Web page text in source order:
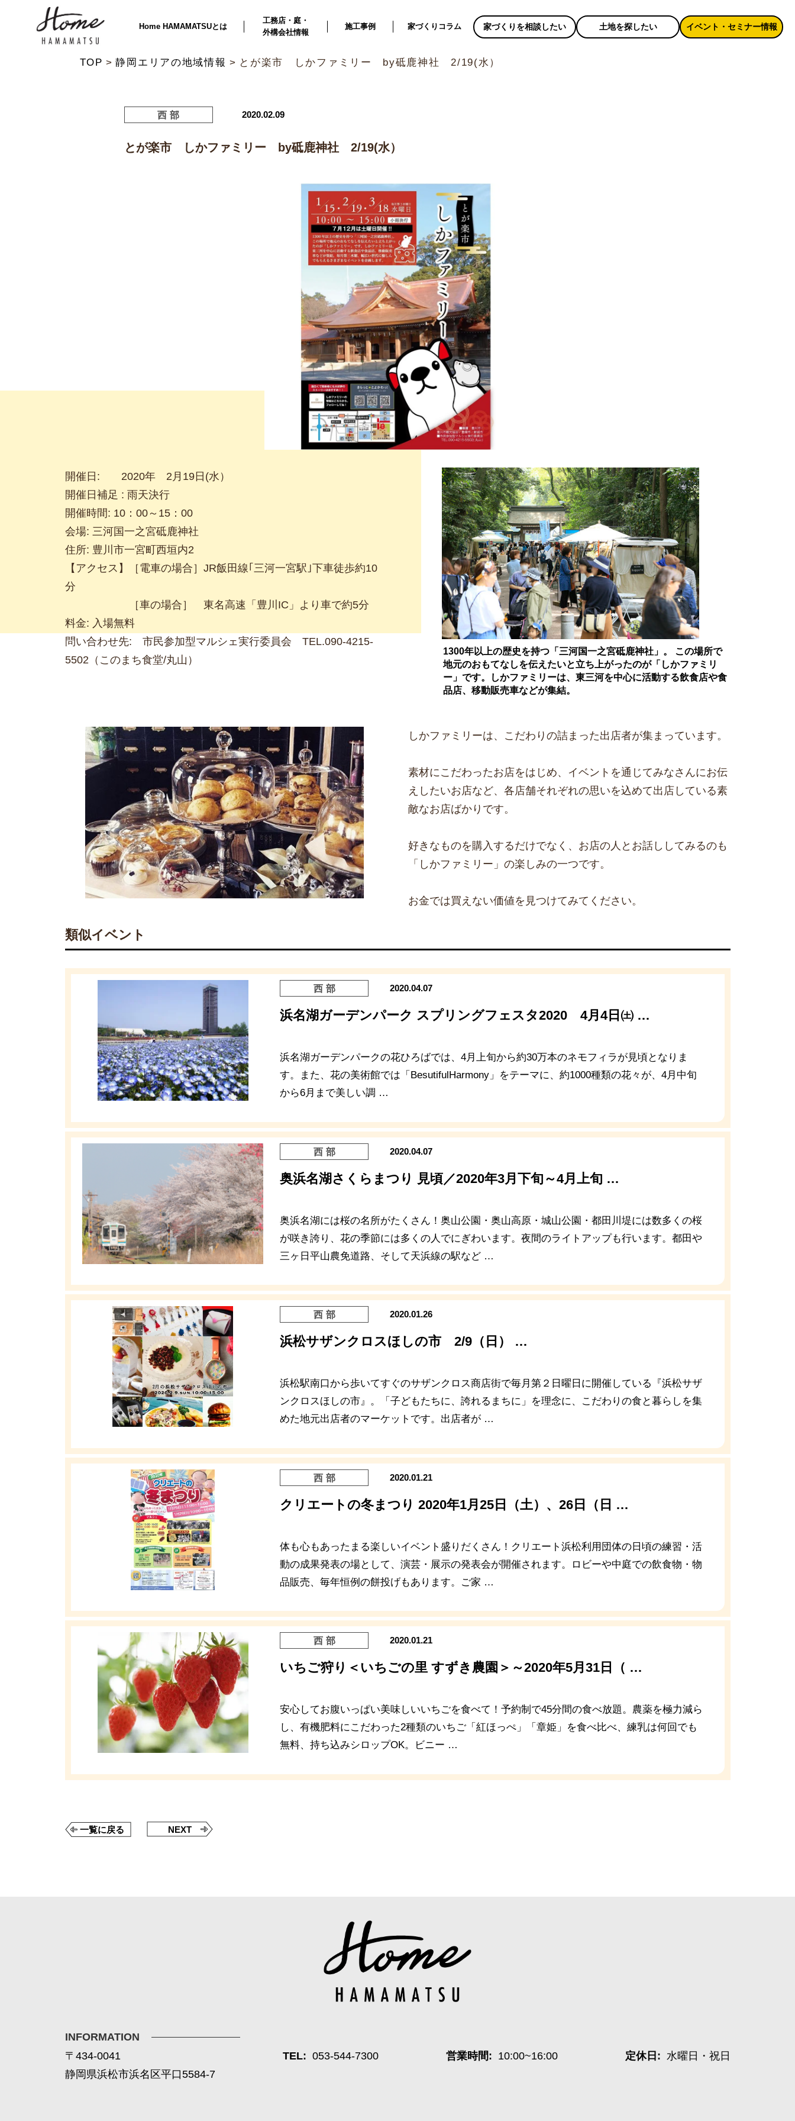
Home HAMAMATSUとは
工務店・庭・
外構会社情報
施工事例 家づくりコラム 家づくりを相談したい 土地を探したい イベント・セミナー情報
TOP 静岡エリアの地域情報 とが楽市 しかファミリー by砥鹿神社 2/19(水）
西部 2020.02.09
とが楽市 しかファミリー by砥鹿神社 2/19(水）
開催日: 2020年 2月19日(水）
開催日補足 : 雨天決行
開催時間: 10：00～15：00
会場: 三河国一之宮砥鹿神社
住所: 豊川市一宮町西垣内2
【アクセス】［電車の場合］JR飯田線｢三河一宮駅｣下車徒歩約10
分
［車の場合］ 東名高速「豊川IC」より車で約5分
料金: 入場無料
問い合わせ先: 市民参加型マルシェ実行委員会 TEL.090-4215-
5502（このまち食堂/丸山）
1300年以上の歴史を持つ「三河国一之宮砥鹿神社」。 この場所で
地元のおもてなしを伝えたいと立ち上がったのが「しかファミリ
ー」です。しかファミリーは、東三河を中心に活動する飲食店や食
品店、移動販売車などが集結。
しかファミリーは、こだわりの詰まった出店者が集まっています。
素材にこだわったお店をはじめ、イベントを通じてみなさんにお伝
えしたいお店など、各店舗それぞれの思いを込めて出店している素
敵なお店ばかりです。
好きなものを購入するだけでなく、お店の人とお話ししてみるのも
「しかファミリー」の楽しみの一つです。
お金では買えない価値を見つけてみてください。
類似イベント
西部 2020.04.07
浜名湖ガーデンパーク スプリングフェスタ2020 4月4日㈯ …
浜名湖ガーデンパークの花ひろばでは、4月上旬から約30万本のネモフィラが見頃となりま
す。また、花の美術館では「BesutifulHarmony」をテーマに、約1000種類の花々が、4月中旬
から6月まで美しい調 …
西部 2020.04.07
奥浜名湖さくらまつり 見頃／2020年3月下旬～4月上旬 …
奥浜名湖には桜の名所がたくさん！奥山公園・奥山高原・城山公園・都田川堤には数多くの桜
が咲き誇り、花の季節には多くの人でにぎわいます。夜間のライトアップも行います。都田や
三ヶ日平山農免道路、そして天浜線の駅など …
西部 2020.01.26
浜松サザンクロスほしの市 2/9（日） …
浜松駅南口から歩いてすぐのサザンクロス商店街で毎月第２日曜日に開催している『浜松サザ
ンクロスほしの市』。「子どもたちに、誇れるまちに」を理念に、こだわりの食と暮らしを集
めた地元出店者のマーケットです。出店者が …
西部 2020.01.21
クリエートの冬まつり 2020年1月25日（土）、26日（日 …
体も心もあったまる楽しいイベント盛りだくさん！クリエート浜松利用団体の日頃の練習・活
動の成果発表の場として、演芸・展示の発表会が開催されます。ロビーや中庭での飲食物・物
品販売、毎年恒例の餅投げもあります。ご家 …
西部 2020.01.21
いちご狩り＜いちごの里 すずき農園＞～2020年5月31日（ …
安心してお腹いっぱい美味しいいちごを食べて！予約制で45分間の食べ放題。農薬を極力減ら
し、有機肥料にこだわった2種類のいちご「紅ほっぺ」「章姫」を食べ比べ、練乳は何回でも
無料、持ち込みシロップOK。ビニー …
一覧に戻る NEXT
INFORMATION
〒434-0041
静岡県浜松市浜名区平口5584-7
TEL: 053-544-7300 営業時間: 10:00~16:00 定休日: 水曜日・祝日